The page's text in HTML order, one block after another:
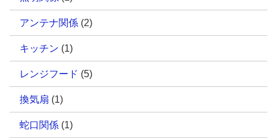
アンテナ関係 (2)
キッチン (1)
レンジフード (5)
換気扇 (1)
蛇口関係 (1)